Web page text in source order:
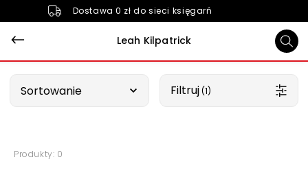
Dostawa 0 zł do sieci księgarń
Leah Kilpatrick
Sortowanie Filtruj (1)
Produkty: 0